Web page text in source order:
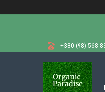
+380 (98) 568-